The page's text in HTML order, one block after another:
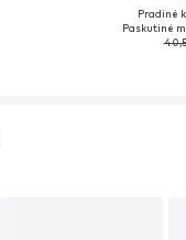
Pradinė
Paskutinė